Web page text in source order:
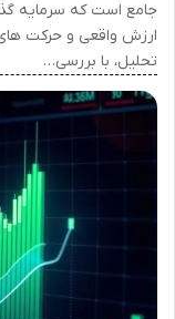
جامع است که سرمایه
ارزش واقعی و حرکت های
تحلیل، با بررسی…